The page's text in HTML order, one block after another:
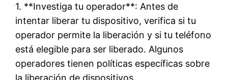
1. **Investiga tu operador**: Antes de
intentar liberar tu dispositivo, verifica si tu
operador permite la liberación y si tu teléfono
está elegible para ser liberado. Algunos
operadores tienen políticas específicas sobre
la liberación de dispositivos.